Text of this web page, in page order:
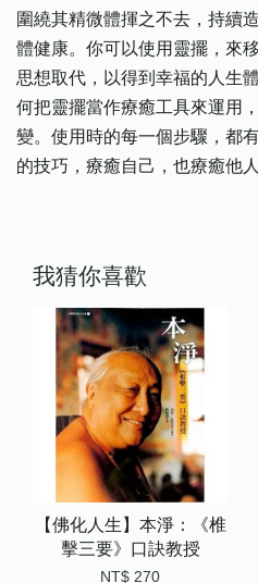
圍繞其精微體揮之不去，持續
體健康。你可以使用靈擺，來
思想取代，以得到幸福的人生
何把靈擺當作療癒工具來運用
變。使用時的每一個步驟，都
的技巧，療癒自己，也療癒他人
我猜你喜歡
【佛化人生】本淨：《椎
擊三要》口訣教授
NT$ 270